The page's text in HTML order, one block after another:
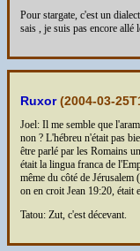
Pour stargate, c'est un
sais , je suis pas encore allé
Ruxor(2004-03-
Joel: Il me semble que
non ? L'hébreu n'était pas
être parlé par les Romains
était la lingua franca de
même du côté de
on en croit Jean 19:20, était
Tatou: Zut, c'est décevant.